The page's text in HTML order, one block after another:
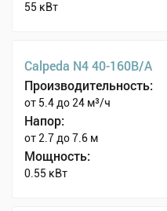
55 кВт
Calpeda N4 40-160B/A
Производительность:
от 5.4 до 24 м³/ч
Напор:
от 2.7 до 7.6 м
Мощность:
0.55 кВт